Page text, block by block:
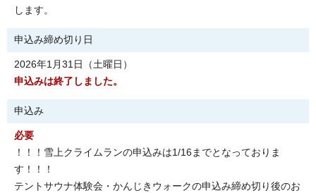
します。
申込み締め切り日
2026年1月31日（土曜日）
申込みは終了しました。
申込み
必要
！！！雪上クライムランの申込みは1/16までとなっておりま
す！！！
テントサウナ体験会・かんじきウォークの申込み締め切り後のお